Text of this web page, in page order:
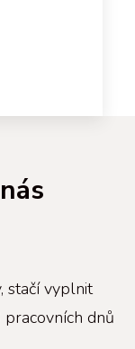
stačí vyplnit
dnů